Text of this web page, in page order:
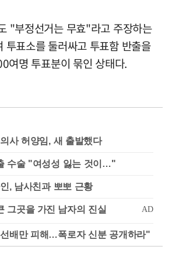
"부정선거는 무효"라고 주장하는
투표소를 둘러싸고 투표함 반출을
여명 투표분이 묶인 상태다.
사 허양임, 새 출발했다
수술 "여성성 잃는 것이…"
, 남사친과 뽀뽀 근황
배만 피해…폭로자 신분 공개하라"